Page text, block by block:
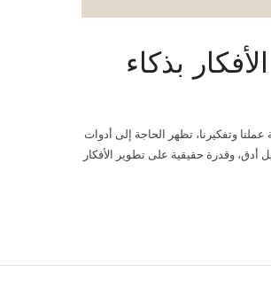
وتفكيرنا، تظهر الحاجة إلى أدوات
وقدرة حقيقية على تطوير الأفكار